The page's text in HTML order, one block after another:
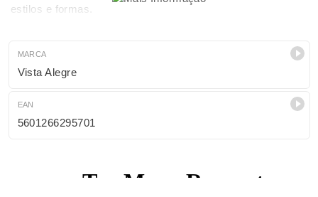
estilos e formas.
MARCA
Vista Alegre
EAN
5601266295701